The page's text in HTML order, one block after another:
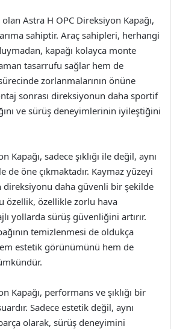
Astra H OPC Direksiyon Kapağı,
sahiptir. Araç sahipleri, herhangi
kapağı kolayca monte
tasarrufu sağlar hem de
zorlanmalarının önüne
sonrası direksiyonun daha sportif
ve sürüş deneyimlerinin iyileştiğini
Kapağı, sadece şıklığı ile değil, aynı
de öne çıkmaktadır. Kaymaz yüzeyi
direksiyonu daha güvenli bir şekilde
özellik, özellikle zorlu hava
yollarda sürüş güvenliğini artırır.
temizlenmesi de oldukça
estetik görünümünü hem de
Kapağı, performans ve şıklığı bir
Sadece estetik değil, aynı
olarak, sürüş deneyimini